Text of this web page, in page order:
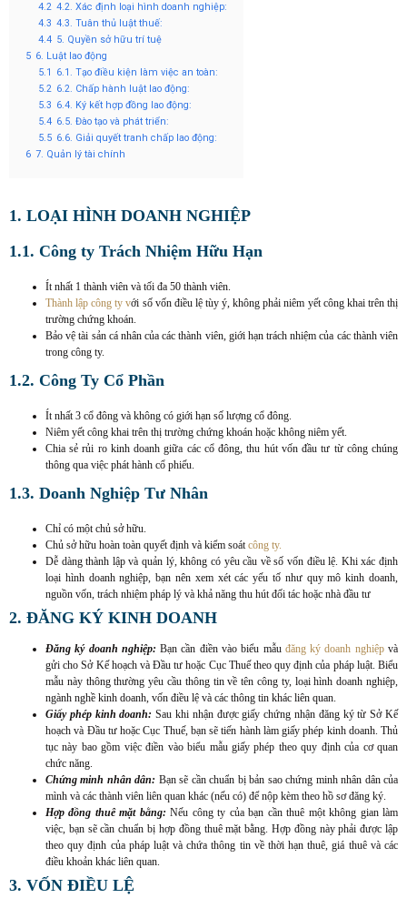
4.2 4.2. Xác định loại hình doanh nghiệp:
4.3 4.3. Tuân thủ luật thuế:
4.4 5. Quyền sở hữu trí tuệ
5 6. Luật lao động
5.1
6.1. Tạo điều kiện làm việc an toàn:
5.2 6.2. Chấp hành luật lao động:
5.3 6.4. Ký kết hợp đồng lao động:
5.4 6.5. Đào tạo và phát triển:
5.5 6.6. Giải quyết tranh chấp lao động:
6 7. Quản lý tài chính
1. LOẠI HÌNH DOANH NGHIỆP
1.1. Công ty Trách Nhiệm Hữu Hạn
Ít nhất 1 thành viên và tối đa 50 thành viên.
Thành lập công ty với số vốn điều lệ tùy ý, không phải niêm yết công khai trên thị
trường chứng khoán.
Bảo vệ tài sản cá nhân của các thành viên, giới hạn trách nhiệm của các thành viên
trong công ty.
1.2. Công Ty Cổ Phần
Ít nhất 3 cổ đông và không có giới hạn số lượng cổ đông.
Niêm yết công khai trên thị trường chứng khoán hoặc không niêm yết.
Chia sẻ rủi ro kinh doanh giữa các cổ đông, thu hút vốn đầu tư từ công chúng
thông qua việc phát hành cổ phiếu.
1.3. Doanh Nghiệp Tư Nhân
Chỉ có một chủ sở hữu.
Chủ sở hữu hoàn toàn quyết định và kiểm soátcông ty.
Dễ dàng thành lập và quản lý, không có yêu cầu về số vốn điều lệ. Khi xác định
loại hình doanh nghiệp, bạn nên xem xét các yếu tố như quy mô kinh doanh,
nguồn vốn, trách nhiệm pháp lý và khả năng thu hút đối tác hoặc nhà đầu tư
2. ĐĂNG KÝ KINH DOANH
Đăng ký doanh nghiệp: Bạn cần điền vào biểu mẫu đăng ký doanh nghiệpvà
gửi cho Sở Kế hoạch và Đầu tư hoặc Cục Thuế theo quy định của pháp luật. Biểu
mẫu này thông thường yêu cầu thông tin về tên công ty, loại hình doanh nghiệp,
ngành nghề kinh doanh, vốn điều lệ và các thông tin khác liên quan.
Giấy phép kinh doanh: Sau khi nhận được giấy chứng nhận đăng ký từ Sở Kế
hoạch và Đầu tư hoặc Cục Thuế, bạn sẽ tiến hành làm giấy phép kinh doanh. Thủ
tục này bao gồm việc điền vào biểu mẫu giấy phép theo quy định của cơ quan
chức năng.
Chứng minh nhân dân: Bạn sẽ cần chuẩn bị bản sao chứng minh nhân dân của
mình và các thành viên liên quan khác (nếu có) để nộp kèm theo hồ sơ đăng ký.
Hợp đồng thuê mặt bằng: Nếu công ty của bạn cần thuê một không gian làm
việc, bạn sẽ cần chuẩn bị hợp đồng thuê mặt bằng. Hợp đồng này phải được lập
theo quy định của pháp luật và chứa thông tin về thời hạn thuê, giá thuê và các
điều khoản khác liên quan.
3. VỐN ĐIỀU LỆ